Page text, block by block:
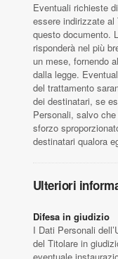
Eventuali richieste
essere indirizzate
questo documento.
risponderà nel più
un mese, fornendo
dalla legge.
del trattamento
dei destinatari, se
Personali, salvo
sforzo
destinatari qualora
Ulteriori
Difesa in giudizio
I Dati Personali
del Titolare in